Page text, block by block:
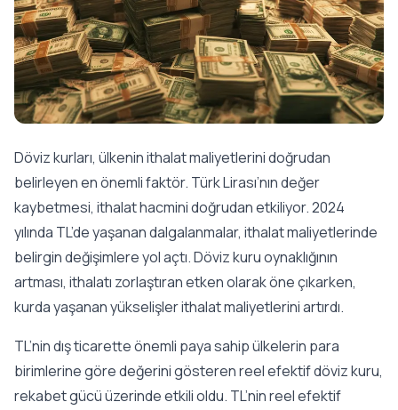
Döviz kurları, ülkenin ithalat maliyetlerini doğrudan
belirleyen en önemli faktör. Türk Lirası’nın değer
kaybetmesi, ithalat hacmini doğrudan etkiliyor. 2024
yılında TL’de yaşanan dalgalanmalar, ithalat maliyetlerinde
belirgin değişimlere yol açtı. Döviz kuru oynaklığının
artması, ithalatı zorlaştıran etken olarak öne çıkarken,
kurda yaşanan yükselişler ithalat maliyetlerini artırdı.
TL’nin dış ticarette önemli paya sahip ülkelerin para
birimlerine göre değerini gösteren reel efektif döviz kuru,
rekabet gücü üzerinde etkili oldu. TL’nin reel efektif